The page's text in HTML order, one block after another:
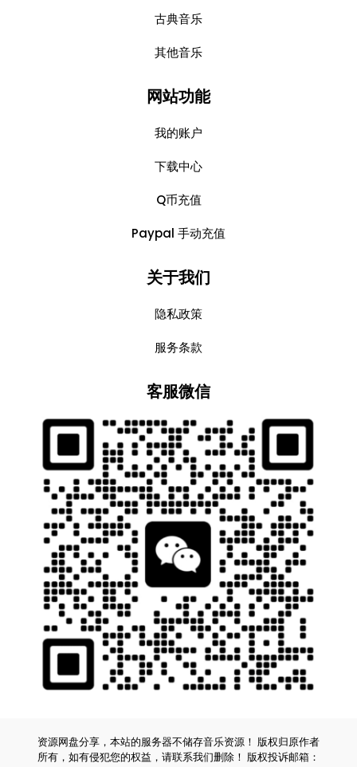
古典音乐
其他音乐
网站功能
我的账户
下载中心
Q币充值
Paypal 手动充值
关于我们
隐私政策
服务条款
客服微信
资源网盘分享，本站的服务器不储存音乐资源！ 版权归原作者
所有，如有侵犯您的权益，请联系我们删除！ 版权投诉邮箱：